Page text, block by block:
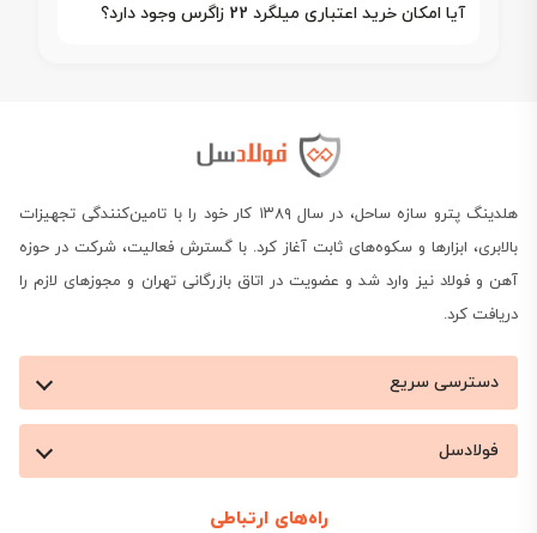
آیا امکان خرید اعتباری میلگرد 22 زاگرس وجود دارد؟
هلدینگ پترو سازه ساحل، در سال ۱۳۸۹ کار خود را با تامین‌کنندگی تجهیزات
بالابری، ابزارها و سکوه‌های ثابت آغاز کرد. با گسترش فعالیت، شرکت در حوزه
آهن و فولاد نیز وارد شد و عضویت در اتاق بازرگانی تهران و مجوزهای لازم را
دریافت کرد.
دسترسی سریع
فولادسل
راه‌های ارتباطی